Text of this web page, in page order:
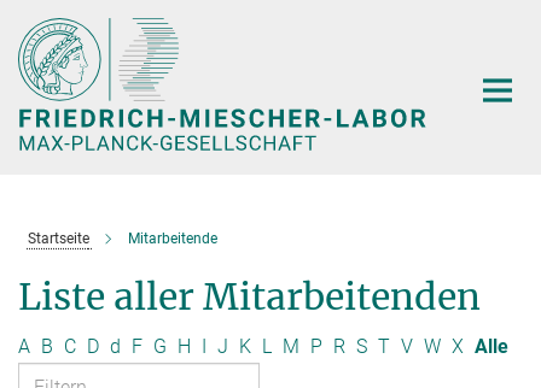
Hauptinhalt
Startseite Mitarbeitende
Liste aller Mitarbeitenden
A B C D d F G H I J K L M P R S T V W X Alle